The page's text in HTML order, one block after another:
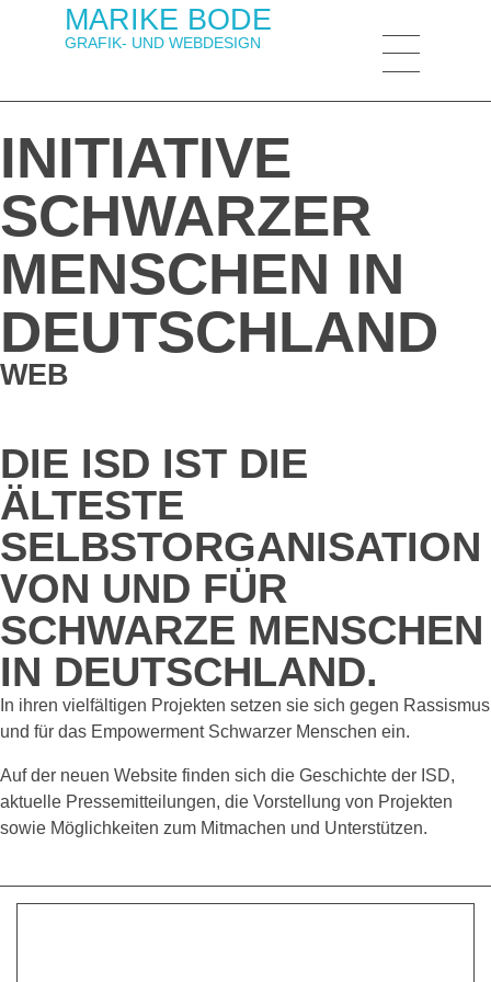
MARIKE BODE
Grafik- und Webdesign Berlin
MARIKE BODE
GRAFIK- UND WEBDESIGN
INITIATIVE
SCHWARZER
MENSCHEN IN
DEUTSCHLAND
WEB
DIE ISD IST DIE
ÄLTESTE
SELBSTORGANISATION
VON UND FÜR
SCHWARZE MENSCHEN
IN DEUTSCHLAND.
In ihren vielfältigen Projekten setzen sie sich gegen Rassismus
und für das Empowerment Schwarzer Menschen ein.
Auf der neuen Website finden sich die Geschichte der ISD,
aktuelle Pressemitteilungen, die Vorstellung von Projekten
sowie Möglichkeiten zum Mitmachen und Unterstützen.